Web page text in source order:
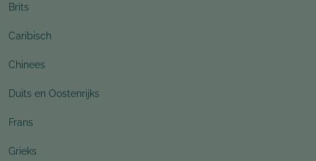
Brits
Caribisch
Chinees
Duits en Oostenrijks
Frans
Grieks